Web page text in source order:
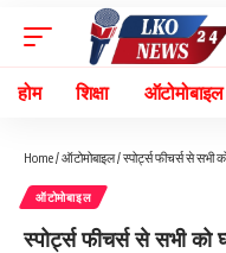
होम शिक्षा ऑटोमोबाइल
Home/ऑटोमोबाइल/स्पोर्ट्स फीचर्स से सभी
ऑटोमोबाइल
स्पोर्ट्स फीचर्स से सभी